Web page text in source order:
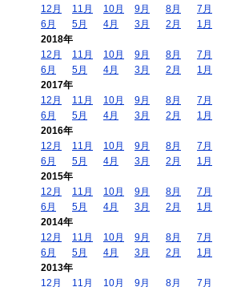
12月
11月 10月 9月 8月
7月
6月
5月 4月 3月 2月
1月
2018年
12月
11月 10月 9月 8月
7月
6月
5月 4月 3月 2月
1月
2017年
12月
11月 10月 9月 8月
7月
6月
5月 4月 3月 2月
1月
2016年
12月
11月 10月 9月 8月
7月
6月
5月 4月 3月 2月
1月
2015年
12月
11月 10月 9月 8月
7月
6月
5月 4月 3月 2月
1月
2014年
12月
11月 10月 9月 8月
7月
6月
5月 4月 3月 2月
1月
2013年
12月
11月 10月 9月 8月 7月